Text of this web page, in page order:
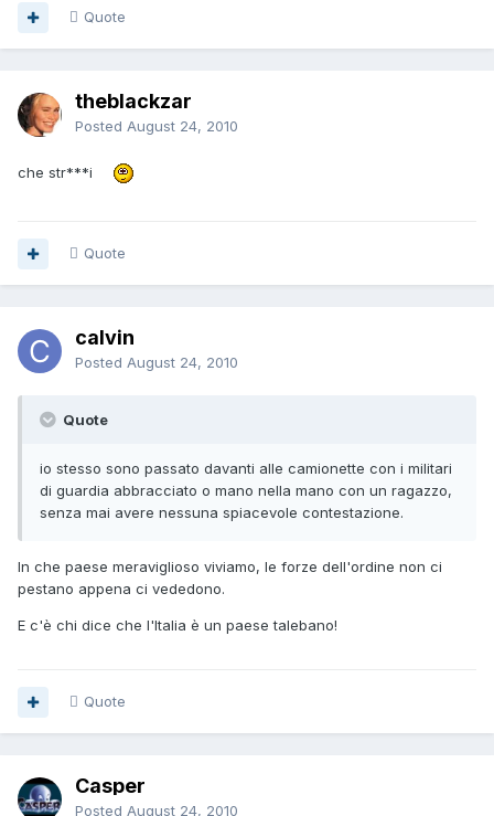
Quote
theblackzar
Posted August 24, 2010
che str***i
Quote
calvin
Posted August 24, 2010
Quote
io stesso sono passato davanti alle camionette con i militari
di guardia abbracciato o mano nella mano con un ragazzo,
senza mai avere nessuna spiacevole contestazione.
In che paese meraviglioso viviamo, le forze dell'ordine non ci
pestano appena ci vededono.
E c'è chi dice che l'Italia è un paese talebano!
Quote
Casper
Posted August 24, 2010